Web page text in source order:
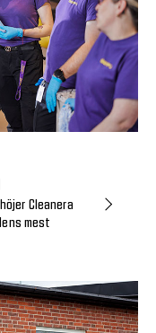
Cleanera
mest